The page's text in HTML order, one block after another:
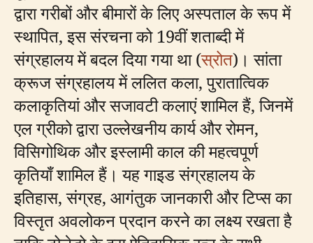
द्वारा गरीबों और बीमारों के लिए अस्पताल के रूप में
स्थापित, इस संरचना को 19वीं शताब्दी में
संग्रहालय में बदल दिया गया था (स्रोत)। सांता
क्रूज संग्रहालय में ललित कला, पुरातात्विक
कलाकृतियां और सजावटी कलाएं शामिल हैं, जिनमें
एल ग्रीको द्वारा उल्लेखनीय कार्य और रोमन,
विसिगोथिक और इस्लामी काल की महत्वपूर्ण
कृतियाँ शामिल हैं। यह गाइड संग्रहालय के
इतिहास, संग्रह, आगंतुक जानकारी और टिप्स का
विस्तृत अवलोकन प्रदान करने का लक्ष्य रखता है